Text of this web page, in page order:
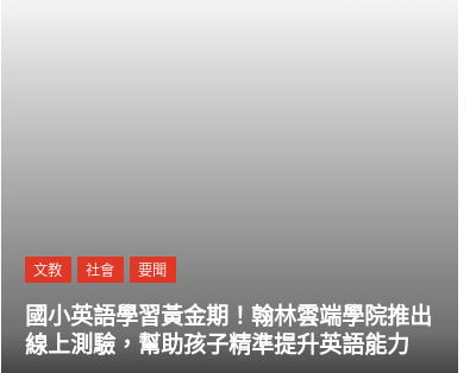
文教 社會 要聞
國小英語學習黃金期！翰林雲端學院推出
線上測驗，幫助孩子精準提升英語能力